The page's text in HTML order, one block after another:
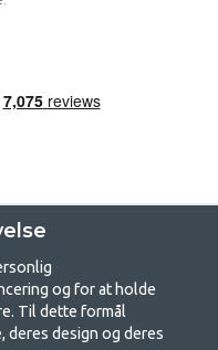
og for at holde
Til dette formål
deres design og deres